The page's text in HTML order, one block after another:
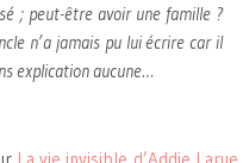
; peut-être avoir une famille ?
n’a jamais pu lui écrire car il
explication aucune…
La vie invisible d’Addie Larue